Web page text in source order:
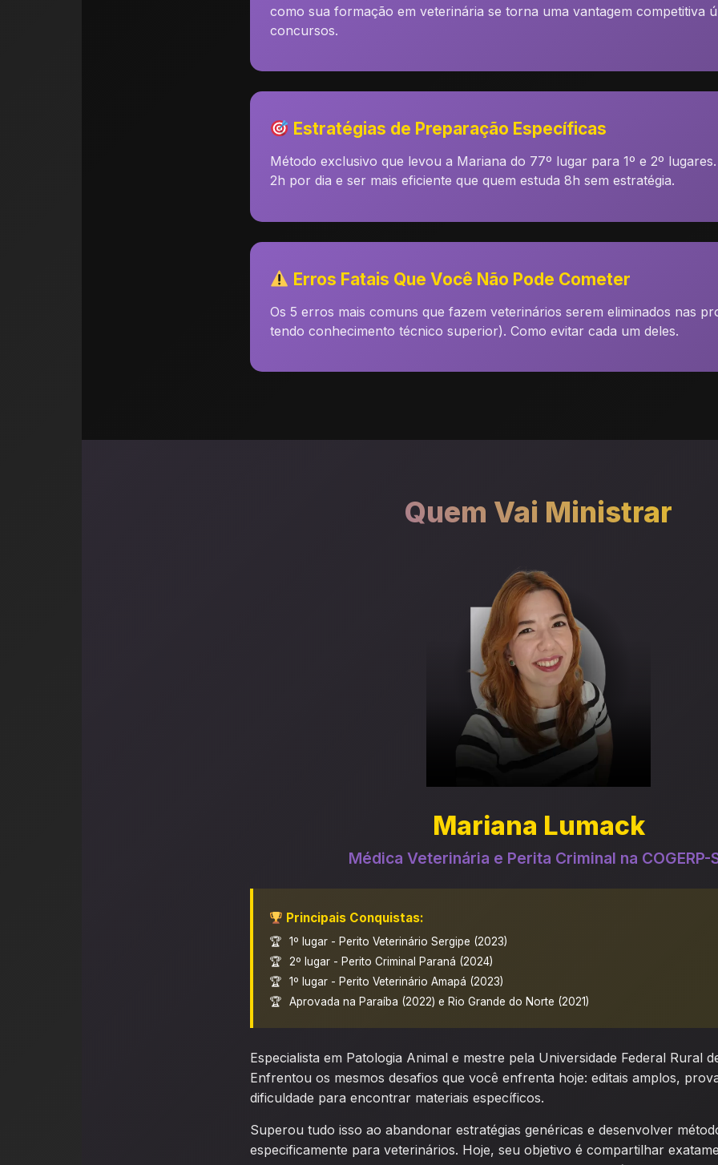
como sua formação em veterinária se torna uma vantagem competitiva
concursos.
Estratégias de Preparação Específicas
Método exclusivo que levou a Mariana do 77º lugar para 1º e 2º
2h por dia e ser mais eficiente que quem estuda 8h sem estratégia.
Erros Fatais Que Você Não Pode Cometer
Os 5 erros mais comuns que fazem veterinários serem eliminados nas
tendo conhecimento técnico superior). Como evitar cada um deles.
Quem Vai Ministrar
Mariana Lumack
Médica Veterinária e Perita Criminal na COGERP-
Principais Conquistas:
1º lugar - Perito Veterinário Sergipe (2023)
2º lugar - Perito Criminal Paraná (2024)
1º lugar - Perito Veterinário Amapá (2023)
Aprovada na Paraíba (2022) e Rio Grande do Norte (2021)
Especialista em Patologia Animal e mestre pela Universidade Federal Rural
Enfrentou os mesmos desafios que você enfrenta hoje: editais amplos,
dificuldade para encontrar materiais específicos.
Superou tudo isso ao abandonar estratégias genéricas e desenvolver
especificamente para veterinários. Hoje, seu objetivo é compartilhar